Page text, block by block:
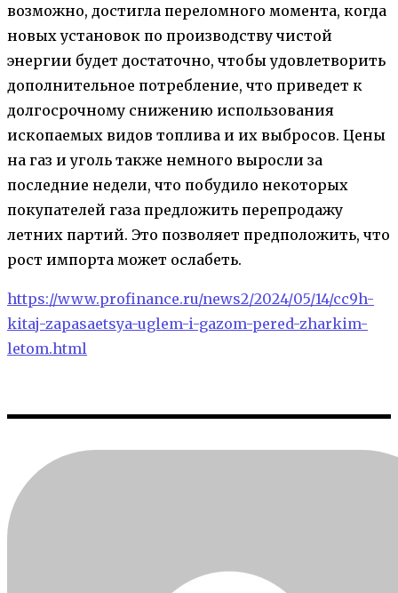
возможно, достигла переломного момента, когда
новых установок по производству чистой
энергии будет достаточно, чтобы удовлетворить
дополнительное потребление, что приведет к
долгосрочному снижению использования
ископаемых видов топлива и их выбросов. Цены
на газ и уголь также немного выросли за
последние недели, что побудило некоторых
покупателей газа предложить перепродажу
летних партий. Это позволяет предположить, что
рост импорта может ослабеть.
https://www.profinance.ru/news2/2024/05/14/cc9h-
kitaj-zapasaetsya-uglem-i-gazom-pered-zharkim-
letom.html